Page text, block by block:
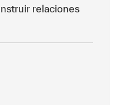
relaciones